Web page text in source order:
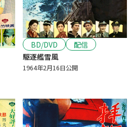
BD/DVD
配信
駆逐艦雪風
1964年2月16日公開